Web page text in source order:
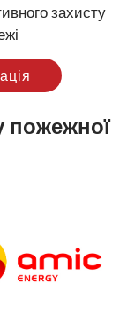
захисту
пожежної